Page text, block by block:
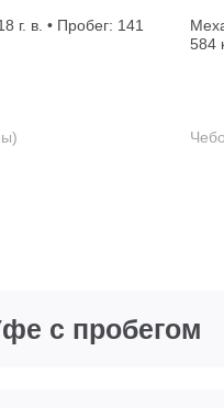
г. в. • Пробег: 141
584
с пробегом